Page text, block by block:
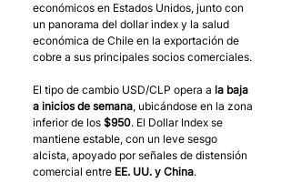
económicos en Estados Unidos, junto con
un panorama del dollar index y la salud
económica de Chile en la exportación de
cobre a sus principales socios comerciales.
El tipo de cambio USD/CLP opera a la baja
a inicios de semana, ubicándose en la zona
inferior de los $950. El Dollar Index se
mantiene estable, con un leve sesgo
alcista, apoyado por señales de distensión
comercial entre EE. UU. y China.